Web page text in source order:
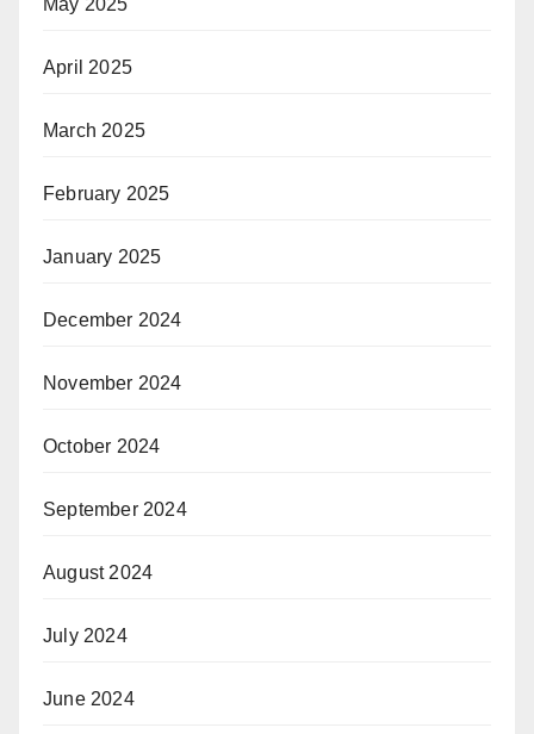
May 2025
April 2025
March 2025
February 2025
January 2025
December 2024
November 2024
October 2024
September 2024
August 2024
July 2024
June 2024